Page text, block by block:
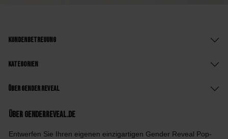
Kundenbetreuung
Kategorien
Über Gender Reveal
Über GenderReveal.de
Entwerfen Sie Ihren eigenen einzigartigen Gender Reveal Pop-